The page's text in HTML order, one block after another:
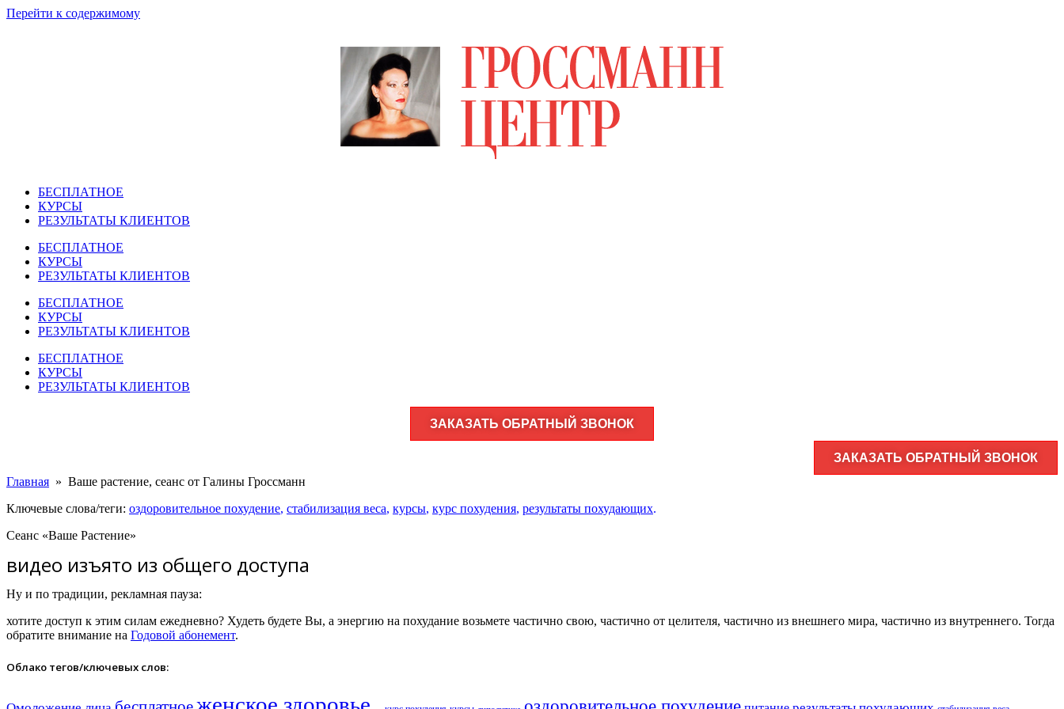
Перейти к содержимому
БЕСПЛАТНОЕ
КУРСЫ
РЕЗУЛЬТАТЫ КЛИЕНТОВ
БЕСПЛАТНОЕ
КУРСЫ
РЕЗУЛЬТАТЫ КЛИЕНТОВ
БЕСПЛАТНОЕ
КУРСЫ
РЕЗУЛЬТАТЫ КЛИЕНТОВ
БЕСПЛАТНОЕ
КУРСЫ
РЕЗУЛЬТАТЫ КЛИЕНТОВ
ЗАКАЗАТЬ ОБРАТНЫЙ ЗВОНОК
ЗАКАЗАТЬ ОБРАТНЫЙ ЗВОНОК
Главная » Ваше растение, сеанс от Галины Гроссманн
Ключевые слова/теги: оздоровительное похудение, стабилизация веса, курсы, курс похудения, результаты похудающих.
Cеанс «Ваше Растение»
видео изъято из общего доступа
Ну и по традиции, рекламная пауза:
хотите доступ к этим силам ежедневно? Худеть будете Вы, а энергию на похудание возьмете частично свою, частично от целителя, частично из внешнего мира, частично из внутреннего. Тогда
обратите внимание на Годовой абонемент.
Облако тегов/ключевых слов: